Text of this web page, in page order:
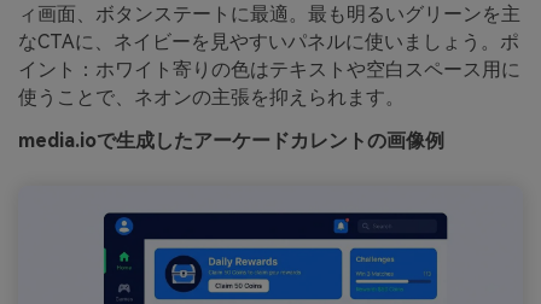
ィ画面、ボタンステートに最適。最も明るいグリーンを主
なCTAに、ネイビーを見やすいパネルに使いましょう。ポ
イント：ホワイト寄りの色はテキストや空白スペース用に
使うことで、ネオンの主張を抑えられます。
media.ioで生成したアーケードカレントの画像例